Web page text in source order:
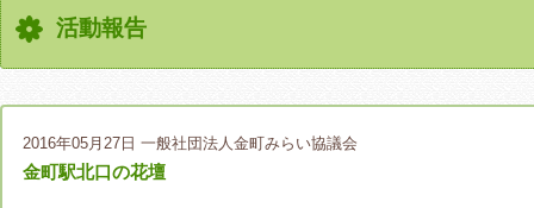
活動報告
2016年05月27日 一般社団法人金町みらい協議会
金町駅北口の花壇